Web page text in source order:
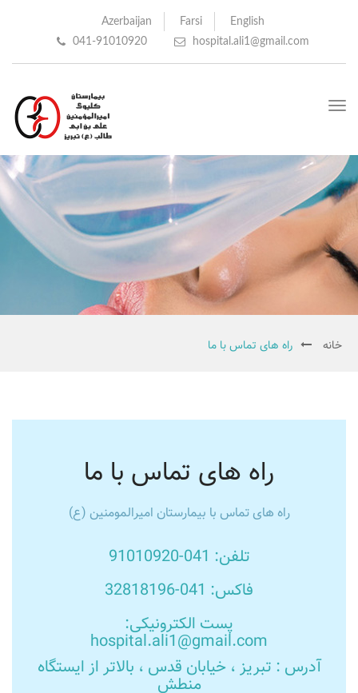
English
Farsi
Azerbaijan
hospital.ali1@gmail.com
041-91010920
Toggle
خانه راه های تماس با ما
راه های تماس با ما
راه های تماس با بیمارستان امیرالمومنین (ع)
تلفن: 041-91010920
فاکس: 041-32818196
پست الکترونیکی:
hospital.ali1@gmail.com
آدرس : تبریز ، خیابان قدس ، بالاتر از ایستگاه
منطش